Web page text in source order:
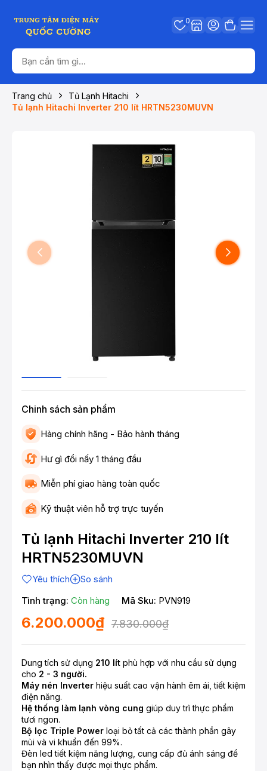
0
Trang chủ
Tủ Lạnh Hitachi
Tủ lạnh Hitachi Inverter 210 lít HRTN5230MUVN
Chinh sách sản phẩm
Hàng chính hãng - Bảo hành tháng
Hư gì đổi nấy 1 tháng đầu
Miễn phí giao hàng toàn quốc
Kỹ thuật viên hỗ trợ trực tuyến
Tủ lạnh Hitachi Inverter 210 lít
HRTN5230MUVN
Yêu thích
So sánh
Tình trạng: Còn hàng Mã Sku: PVN919
6.200.000₫ 7.830.000₫
Dung tích sử dụng 210 lít phù hợp với nhu cầu sử dụng
cho 2 - 3 người.
Máy nén Inverter hiệu suất cao vận hành êm ái, tiết kiệm
điện năng.
Hệ thống làm lạnh vòng cung giúp duy trì thực phẩm
tươi ngon.
Bộ lọc Triple Power loại bỏ tất cả các thành phần gây
mùi và vi khuẩn đến 99%.
Đèn led tiết kiệm năng lượng, cung cấp đủ ánh sáng để
bạn nhìn thấy được mọi thực phẩm.